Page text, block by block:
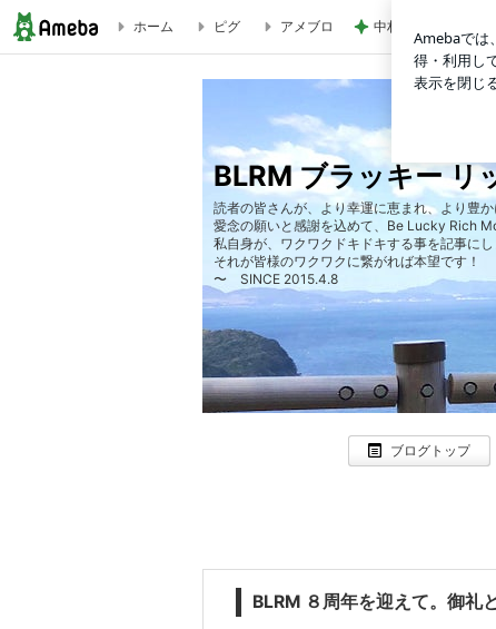
BLRM ブラッキー リッチモア ～ Be Lucky Rich More!! のブ
ホーム ピグ アメブロ 中村倫也の正体判明
BLRM ブラッキー
読者の皆さんが、より幸運に恵まれ、より豊か
愛念の願いと感謝を込めて、Be Lucky Rich
私自身が、ワクワクドキドキする事を記事にし
それが皆様のワクワクに繋がれば本望です！
〜 SINCE 2015.4.8
ブログトップ
BLRM ８周年を迎えて。御礼